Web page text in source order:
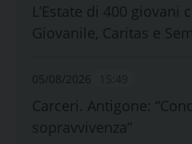
L’Estate di 400 giovani
Giovanile, Caritas e
05/08/2026
Carceri. Antigone:
sopravvivenza”